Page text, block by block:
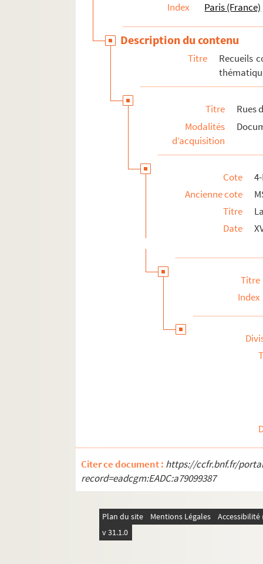
Index
Paris (France)
Description du contenu
Titre
Recueils
Titre
Rues
Modalités
d’acquisition
Cote
Ancienne cote
Titre
Date
Titre
Index
Citer ce document : https://ccfr.bnf.fr/
record=eadcgm:EADC:a79099387
Plan du site Mentions Légales
v 31.1.0